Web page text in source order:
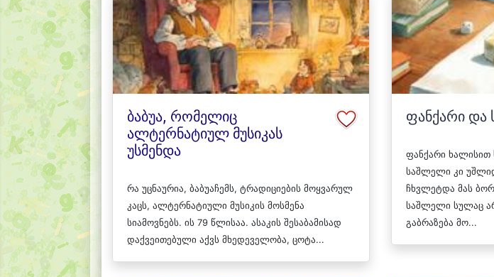
ბაბუა, რომელიც
ალტერნატიულ მუსიკას
უსმენდა
რა უცნაურია, ბაბუაჩემს, ტრადიციების მოყვარულ
კაცს, ალტერნატიული მუსიკის მოსმენა
სიამოვნებს. ის 79 წლისაა. ასაკის შესაბამისად
დაქვეითებული აქვს მხედეველობა, ცოტა...
ფანქარი
ფანქარი
საშლელი კი
ჩხვლეტდა მას
საშლელი სულაც
გაბრაზება მო...